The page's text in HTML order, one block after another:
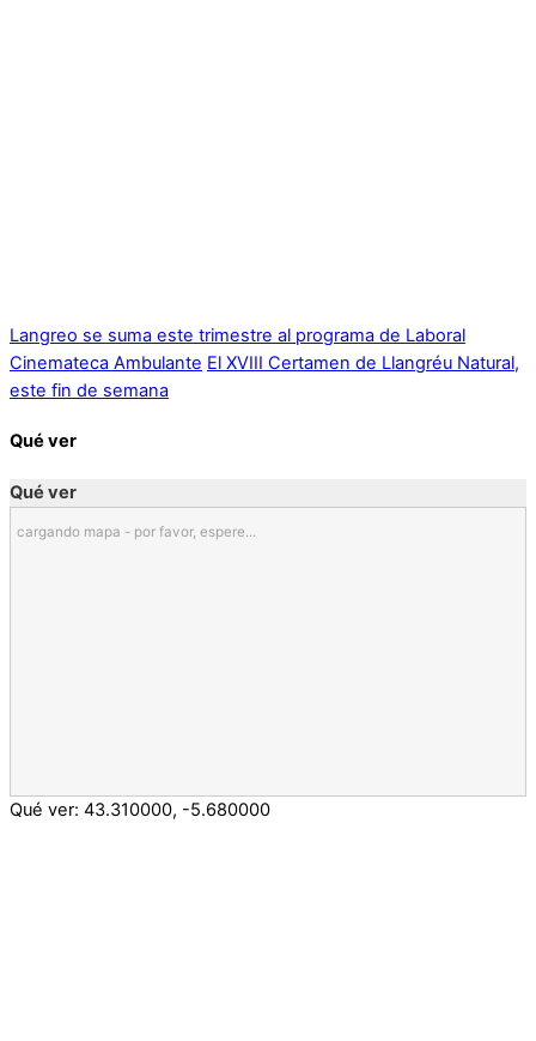
Langreo se suma este trimestre al programa de Laboral
Cinemateca Ambulante El XVIII Certamen de Llangréu Natural,
este fin de semana
Qué ver
Qué ver
cargando mapa - por favor, espere...
Qué ver: 43.310000, -5.680000